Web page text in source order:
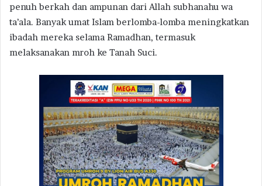
penuh berkah dan ampunan dari Allah subhanahu wa
ta’ala. Banyak umat Islam berlomba-lomba meningkatkan
ibadah mereka selama Ramadhan, termasuk
melaksanakan mroh ke Tanah Suci.